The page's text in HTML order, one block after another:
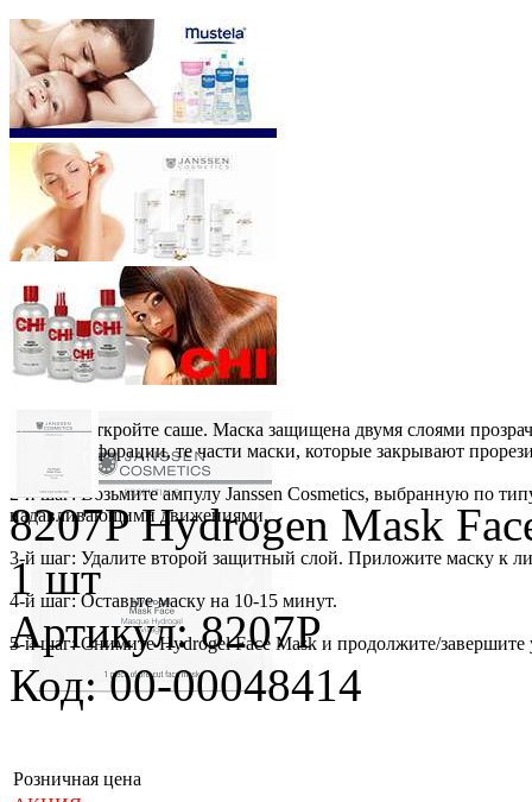
1-й шаг: Откройте саше. Маска защищена двумя слоями
линии перфорации, те части маски, которые закрывают
2-й шаг: Возьмите ампулу Janssen Cosmetics, выбранную по
надавливающими движениями.
3-й шаг: Удалите второй защитный слой. Приложите маску к
4-й шаг: Оставьте маску на 10-15 минут.
5-й шаг: Снимите Hydrogel Face Mask и продолжите/завершите
8207P Hydrogen Mask
1 шт
Артикул: 8207P
Код: 00-00048414
Розничная цена